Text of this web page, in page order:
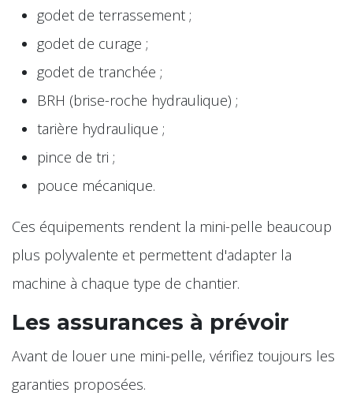
godet de terrassement ;
godet de curage ;
godet de tranchée ;
BRH (brise-roche hydraulique) ;
tarière hydraulique ;
pince de tri ;
pouce mécanique.
Ces équipements rendent la mini-pelle beaucoup
plus polyvalente et permettent d'adapter la
machine à chaque type de chantier.
Les assurances à prévoir
Avant de louer une mini-pelle, vérifiez toujours les
garanties proposées.